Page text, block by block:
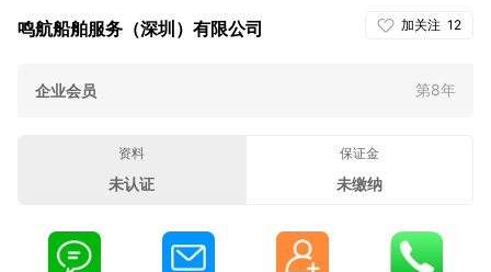
加关注 12
鸣航船舶服务（深圳）有限公司
企业会员 第8年
资料
未认证
保证金
未缴纳